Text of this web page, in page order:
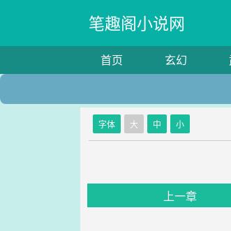
笔趣阁小说网
首页 玄幻
字体 大 中 小
上一章